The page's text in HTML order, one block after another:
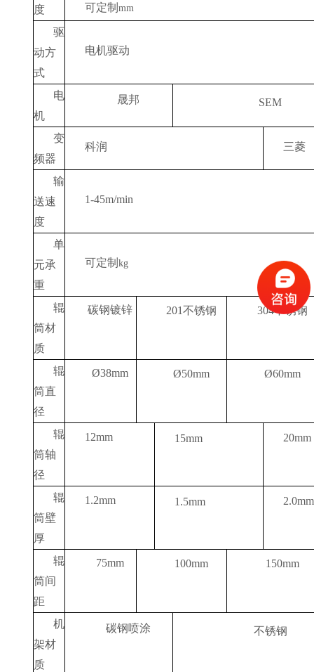
度 可定制 mm
驱
动方
式
电机驱动
电
机
晟邦 SEM
变
频器
科润 三菱
输
送速
度
1-45m/min
单
元承
重
可定制 kg
辊
筒材
质
碳钢镀锌 201不锈钢 304不锈钢
辊
筒直
径
Ø38mm Ø50mm Ø60mm
辊
筒轴
径
12mm 15mm 20mm
辊
筒壁
厚
1.2mm 1.5mm 2.0mm
辊
筒间
距
75mm 100mm 150mm
机
架材
质
碳钢喷涂 不锈钢